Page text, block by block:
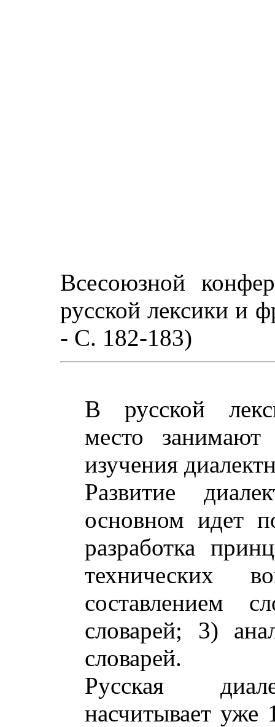
Всесоюзной
русской лексики и
- С. 182-183)
В русской
место
изучения
Развитие
основном идет
разработка
технических
составлением
словарей; 3)
словарей.
Русская
насчитывает уже